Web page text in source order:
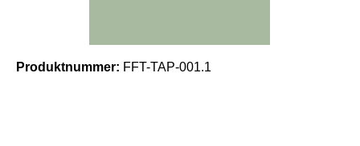
Produktnummer: FFT-TAP-001.1